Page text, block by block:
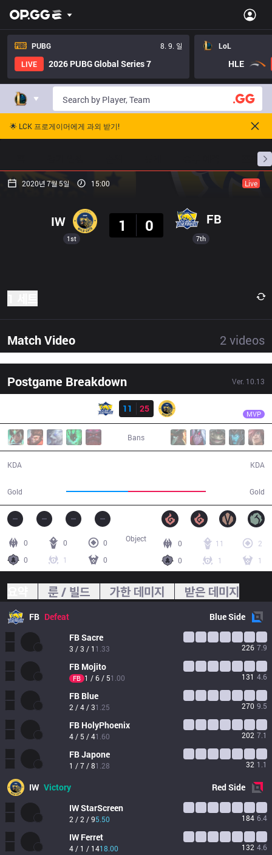
PUBG
8. 9. 일
LIVE
2026 PUBG Global Series 7
LoL
HLE
🌟 LCK 프로게이머에게 과외 받기!
프로빌
2020년 7월 5일 15:00 Live
1st
IW
1
0 FB
7th
Match Video 2 videos
Postgame Breakdown Ver. 10.13
11
25 MVP
Bans
KDA
Gold Gold
KDA
0 0
0
0
1 0
0 11
2
0
1 1
Object
룬 / 빌드 가한 데미지 받은 데미지
FB Defeat BlueSide
FBSacre
3 / 3 / 1 1.33 226 7.9
FB Mojito
FB 1 / 6 / 51.00 131 4.6
FB Blue
2 / 4 / 31.25 270 9.5
FB HolyPhoenix
4 / 5 / 41.60 202 7.1
FBJapone
1 / 7 / 81.28 32 1.1
IW Victory RedSide
IWStarScreen
2 / 2 / 95.50 184 6.4
IW Ferret
4 / 1 / 1418.00 132 4.6